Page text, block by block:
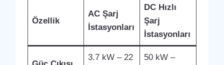
Özellik
AC Şarj
İstasyonları
DC Hızlı
Şarj
İstasyonları
3.7 kW – 22 50 kW –